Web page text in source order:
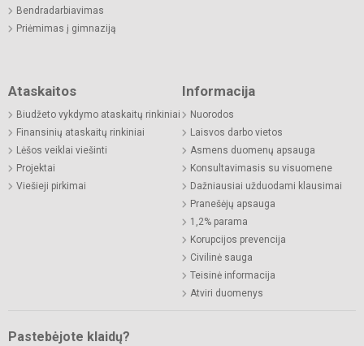
Bendradarbiavimas
Priėmimas į gimnaziją
Ataskaitos
Biudžeto vykdymo ataskaitų rinkiniai
Finansinių ataskaitų rinkiniai
Lėšos veiklai viešinti
Projektai
Viešieji pirkimai
Informacija
Nuorodos
Laisvos darbo vietos
Asmens duomenų apsauga
Konsultavimasis su visuomene
Dažniausiai užduodami klausimai
Pranešėjų apsauga
1,2% parama
Korupcijos prevencija
Civilinė sauga
Teisinė informacija
Atviri duomenys
Pastebėjote klaidų?